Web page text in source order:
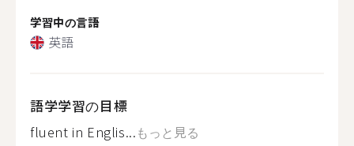
学習中の言語
英語
語学学習の目標
fluent in Englis...もっと見る